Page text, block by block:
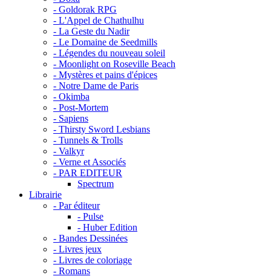
- Goldorak RPG
- L'Appel de Chathulhu
- La Geste du Nadir
- Le Domaine de Seedmills
- Légendes du nouveau soleil
- Moonlight on Roseville Beach
- Mystères et pains d'épices
- Notre Dame de Paris
- Okimba
- Post-Mortem
- Sapiens
- Thirsty Sword Lesbians
- Tunnels & Trolls
- Valkyr
- Verne et Associés
- PAR EDITEUR
Spectrum
Librairie
- Par éditeur
- Pulse
- Huber Edition
- Bandes Dessinées
- Livres jeux
- Livres de coloriage
- Romans